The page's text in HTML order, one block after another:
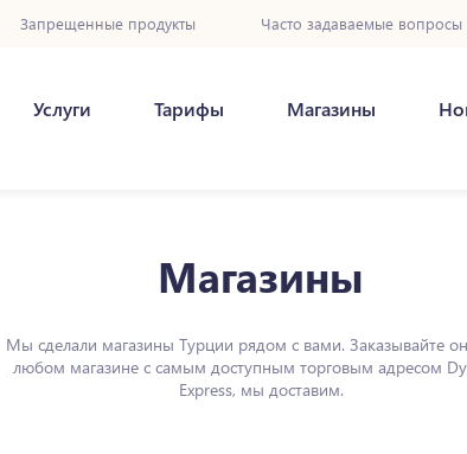
Запрещенные продукты Часто задаваемые вопросы
Услуги Тарифы Магазины
Магазины
Мы сделали магазины Турции рядом с вами. Заказывайте
любом магазине с самым доступным торговым адресом
Express, мы доставим.